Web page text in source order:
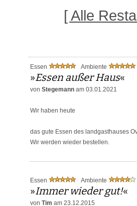
[ Alle
Essen Ambiente
»Essen außer Haus«
von Stegemann am 03.01.2021
Wir haben heute
das gute Essen des landgasthauses
Wir werden wieder bestellen.
Essen Ambiente
»Immer wieder gut!«
von Tim am 23.12.2015